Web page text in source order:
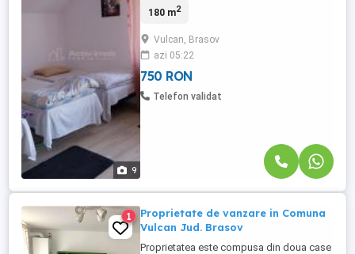
9
Brasov -Imobilul are 10 camere cu 3-4-5
pe hol si mai multe dusuri la parter. Unele
camere au iesire pe terasa.Curte cu zona
verde si ...
180 m2
Vulcan, Brasov
azi 05:22
750 RON
Telefon validat
1
Proprietate de vanzare in Comuna
Vulcan Jud. Brasov
Proprietatea este compusa din doua case